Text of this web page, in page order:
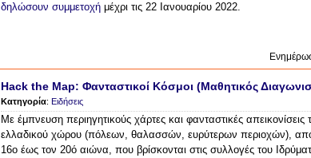
δηλώσουν συμμετοχή μέχρι τις 22 Ιανουαρίου 2022.
Hack the Map: Φανταστικοί Κόσμοι (Μαθητικός
Κατηγορία: Ειδήσεις
Με έμπνευση περιηγητικούς χάρτες και φανταστικές απεικονίσεις
ελλαδικού χώρου (πόλεων, θαλασσών, ευρύτερων περιοχών),
16ο έως τον 20ό αιώνα, που βρίσκονται στις συλλογές του